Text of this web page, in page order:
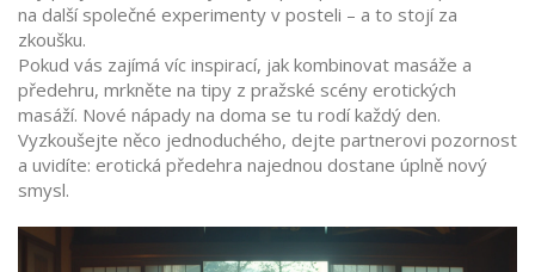
na další společné experimenty v posteli – a to stojí za
zkoušku.
Pokud vás zajímá víc inspirací, jak kombinovat masáže a
předehru, mrkněte na tipy z pražské scény erotických
masáží. Nové nápady na doma se tu rodí každý den.
Vyzkoušejte něco jednoduchého, dejte partnerovi pozornost
a uvidíte: erotická předehra najednou dostane úplně nový
smysl.